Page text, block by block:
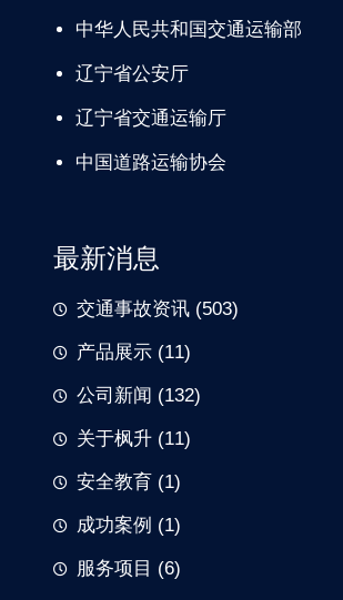
中华人民共和国交通运输部
辽宁省公安厅
辽宁省交通运输厅
中国道路运输协会
最新消息
交通事故资讯 (503)
产品展示 (11)
公司新闻 (132)
关于枫升 (11)
安全教育 (1)
成功案例 (1)
服务项目 (6)